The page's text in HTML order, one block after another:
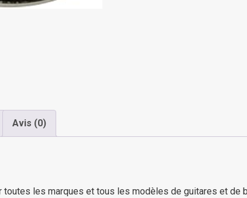
Avis (0)
les marques et tous les modèles de guitares et de